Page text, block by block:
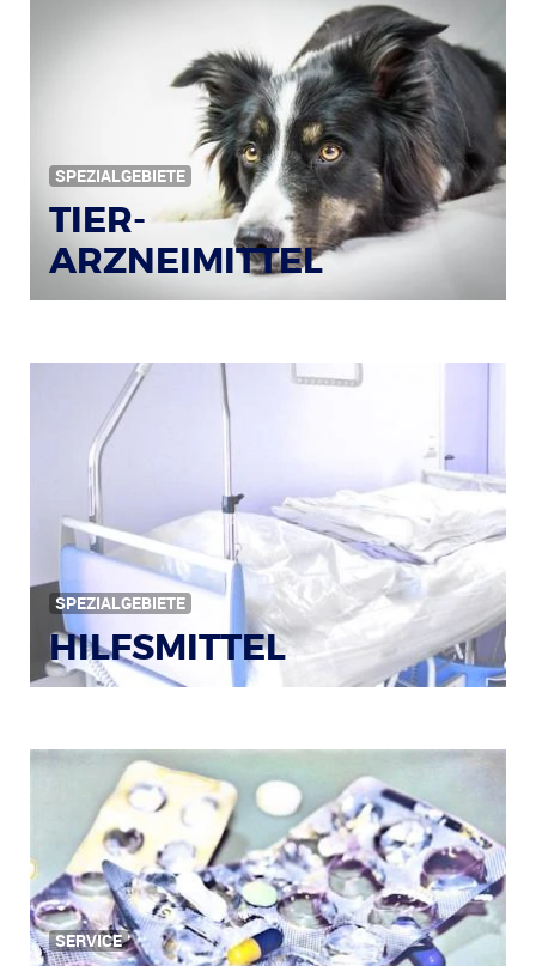
SPEZIALGEBIETE
TIER-
ARZNEIMITTEL
SPEZIALGEBIETE
HILFSMITTEL
Bild: © Rainer Sturm / pixelio.de
SERVICE